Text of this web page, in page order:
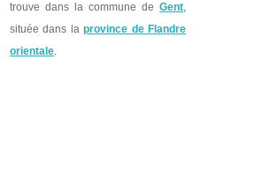
trouve dans la commune de Gent,
située dans laprovince de Flandre
orientale.